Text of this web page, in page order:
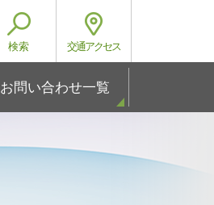
交通アクセス
検索
お問い合わせ一覧